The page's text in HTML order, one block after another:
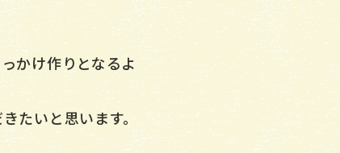
かけ作りとなるよ
たいと思います。